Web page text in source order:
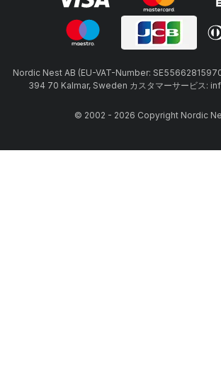
Nordic Nest AB (EU-VAT-Number:
394 70 Kalmar, Sweden カスタマーサービス:
© 2002 - 2026 Copyright Nordic